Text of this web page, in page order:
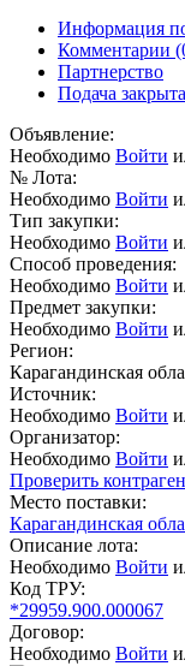
Информация
Комментарии
Партнерство
Подача закрыта
Объявление:
Необходимо Войти
№ Лота:
Необходимо Войти
Тип закупки:
Необходимо Войти
Способ проведения:
Необходимо Войти
Предмет закупки:
Необходимо Войти
Регион:
Карагандинская
Источник:
Необходимо Войти
Организатор:
Необходимо Войти
Проверить
Место поставки:
Карагандинская
Описание лота:
Необходимо Войти
Код ТРУ:
*29959.900.000067
Договор:
Необходимо Войти